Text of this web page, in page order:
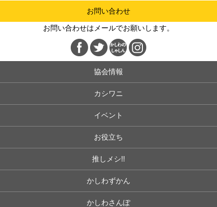
お問い合わせ
お問い合わせはメールでお願いします。
協会情報
カシワニ
イベント
お役立ち
推しメシ!!
かしわずかん
かしわさんぽ